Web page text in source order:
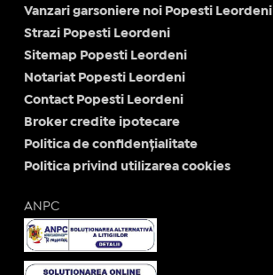
Vanzari garsoniere noi Popesti Leordeni
Strazi Popesti Leordeni
Sitemap Popesti Leordeni
Notariat Popesti Leordeni
Contact Popesti Leordeni
Broker credite ipotecare
Politica de confidențialitate
Politica privind utilizarea cookies
ANPC